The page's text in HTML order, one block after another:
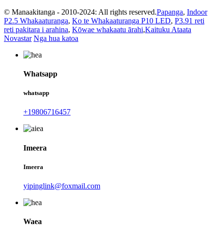
© Manaakitanga - 2010-2024: All rights reserved.Papanga, Indoor
P2.5 Whakaaturanga, Ko te Whakaaturanga P10 LED, P3.91 reti
reti pakitara i arahina, Kōwae whakaatu ārahi,Kaituku Ataata
Novastar Nga hua katoa
Whatsapp
whatsapp
+19806716457
Imeera
Imeera
yipinglink@foxmail.com
Waea